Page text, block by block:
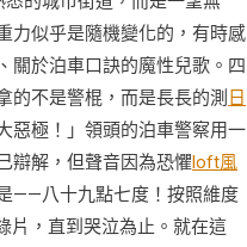
力似乎是隨機變化的，有時感
關於泊車口訣的魔性兒歌。四
的不是警棍，而是長長的測 日
惡極！」領頭的泊車警察用一
辯解，但聲音因為恐懼loft風
——八十九點七度！按照維度
片，直到哭泣為止。就在這